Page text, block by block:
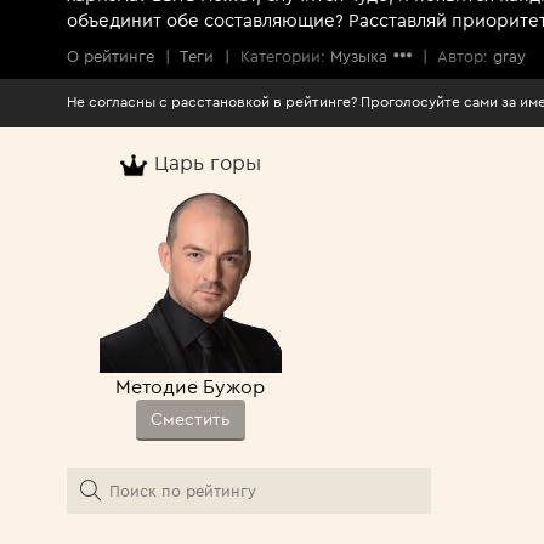
объединит обе составляющие? Расставляй
О рейтинге | Теги | Категории: Музыка | Автор: gray
Не согласны с расстановкой в рейтинге? Проголосуйте сами за
Царь горы
Методие Бужор
Сместить